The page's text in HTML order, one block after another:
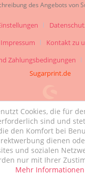
des Angebots von
Impressum
Kontakt zu
Zahlungsbedingungen
Sugarprint.de
Cookies, die für
sind und
den Komfort bei
dienen
und sozialen
nur mit Ihrer
Mehr Informationen